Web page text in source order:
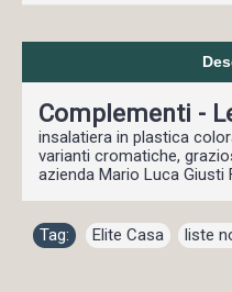
Complementi -
insalatiera in plastica
varianti cromatiche,
azienda Mario Luca Giusti
Tag: Elite Casa , liste